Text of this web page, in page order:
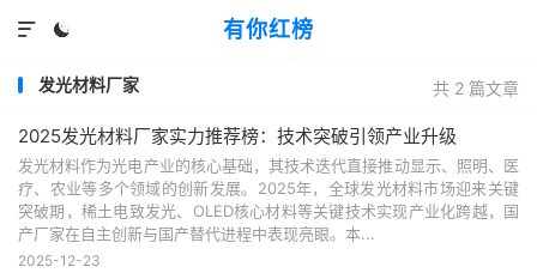
有你红榜


共 2 篇文章
发光材料厂家
2025发光材料厂家实力推荐榜：技术突破引领产业升级
发光材料作为光电产业的核心基础，其技术迭代直接推动显示、照明、医
疗、农业等多个领域的创新发展。2025年，全球发光材料市场迎来关键
突破期，稀土电致发光、OLED核心材料等关键技术实现产业化跨越，国
产厂家在自主创新与国产替代进程中表现亮眼。本...
2025-12-23